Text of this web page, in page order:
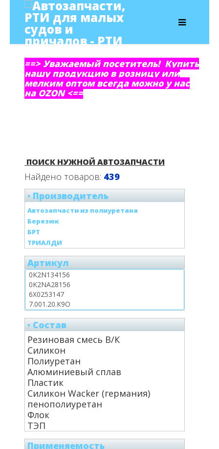
==> Уважаемый посетитель! Купить
нашу продукцию в розницу или
мелким оптом всегда можно у нас
на OZON <==
ПОИСК НУЖНОЙ АВТОЗАПЧАСТИ
Найдено товаров: 439
Производитель
Автозапчасти из полиуретана
Березюк
БРТ
ТРИАЛДИ
Артикул
Состав
Резиновая смесь В/К
Силикон
Полиуретан
Алюминиевый сплав
Пластик
Силикон Wacker (германия)
пенополиуретан
Флок
ТЭП
Применяемость